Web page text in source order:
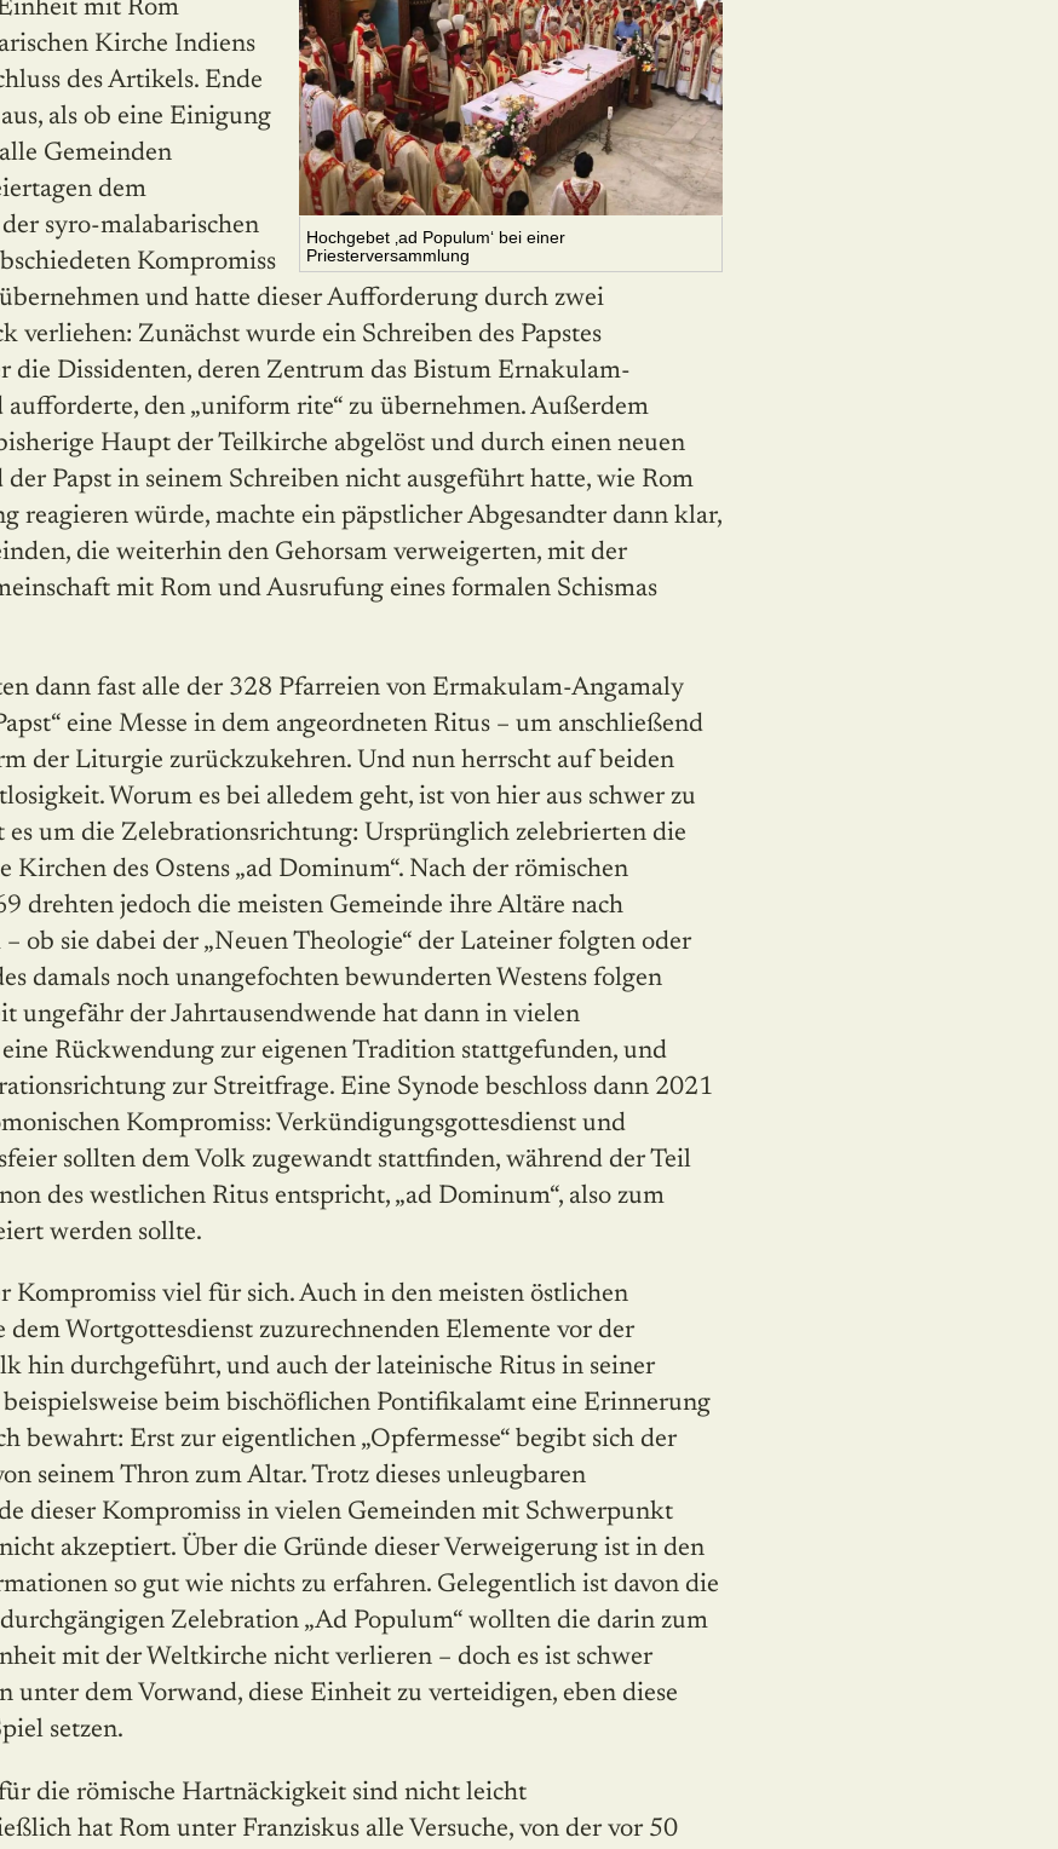
Hochgebet ‚ad Populum‘ bei einer
Priesterversammlung
mit Rom
Kirche Indiens
des Artikels. Ende
als ob eine Einigung
Gemeinden
dem
syro-malabarischen
Kompromiss
und hatte dieser Aufforderung durch zwei
verliehen: Zunächst wurde ein Schreiben des Papstes
die Dissidenten, deren Zentrum das Bistum Ernakulam-
den „uniform rite“ zu übernehmen. Außerdem
Haupt der Teilkirche abgelöst und durch einen neuen
Papst in seinem Schreiben nicht ausgeführt hatte, wie Rom
reagieren würde, machte ein päpstlicher Abgesandter dann klar,
die weiterhin den Gehorsam verweigerten, mit der
mit Rom und Ausrufung eines formalen Schismas
dann fast alle der 328 Pfarreien von Ermakulam-Angamaly
eine Messe in dem angeordneten Ritus – um anschließend
der Liturgie zurückzukehren. Und nun herrscht auf beiden
Worum es bei alledem geht, ist von hier aus schwer zu
es um die Zelebrationsrichtung: Ursprünglich zelebrierten die
Kirchen des Ostens „ad Dominum“. Nach der römischen
drehten jedoch die meisten Gemeinde ihre Altäre nach
ob sie dabei der „Neuen Theologie“ der Lateiner folgten oder
damals noch unangefochten bewunderten Westens folgen
ungefähr der Jahrtausendwende hat dann in vielen
Rückwendung zur eigenen Tradition stattgefunden, und
zur Streitfrage. Eine Synode beschloss dann 2021
Kompromiss: Verkündigungsgottesdienst und
sollten dem Volk zugewandt stattfinden, während der Teil
des westlichen Ritus entspricht, „ad Dominum“, also zum
werden sollte.
Kompromiss viel für sich. Auch in den meisten östlichen
Wortgottesdienst zuzurechnenden Elemente vor der
hin durchgeführt, und auch der lateinische Ritus in seiner
beim bischöflichen Pontifikalamt eine Erinnerung
bewahrt: Erst zur eigentlichen „Opfermesse“ begibt sich der
seinem Thron zum Altar. Trotz dieses unleugbaren
dieser Kompromiss in vielen Gemeinden mit Schwerpunkt
akzeptiert. Über die Gründe dieser Verweigerung ist in den
so gut wie nichts zu erfahren. Gelegentlich ist davon die
Zelebration „Ad Populum“ wollten die darin zum
mit der Weltkirche nicht verlieren – doch es ist schwer
unter dem Vorwand, diese Einheit zu verteidigen, eben diese
setzen.
die römische Hartnäckigkeit sind nicht leicht
hat Rom unter Franziskus alle Versuche, von der vor 50